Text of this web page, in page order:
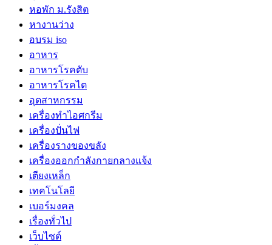
หอพัก ม.รังสิต
หางานว่าง
อบรม iso
อาหาร
อาหารโรคตับ
อาหารโรคไต
อุตสาหกรรม
เครื่องทำไอศกรีม
เครื่องปั่นไฟ
เครื่องรางของขลัง
เครื่องออกกำลังกายกลางแจ้ง
เตียงเหล็ก
เทคโนโลยี
เบอร์มงคล
เรื่องทั่วไป
เว็บไซต์